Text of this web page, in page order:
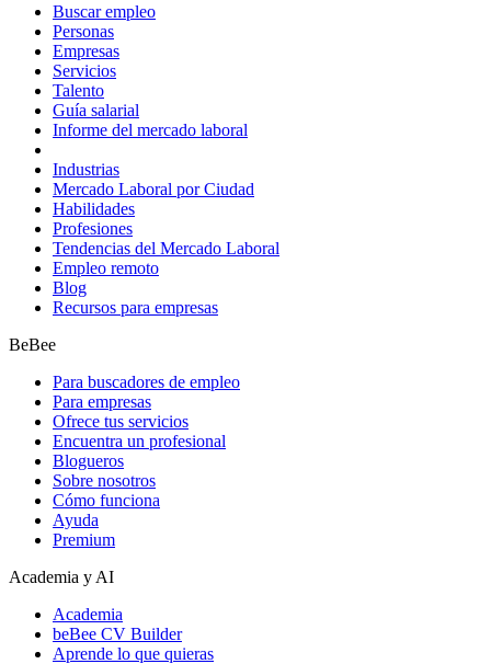
Buscar empleo
Personas
Empresas
Servicios
Talento
Guía salarial
Informe del mercado laboral
Industrias
Mercado Laboral por Ciudad
Habilidades
Profesiones
Tendencias del Mercado Laboral
Empleo remoto
Blog
Recursos para empresas
BeBee
Para buscadores de empleo
Para empresas
Ofrece tus servicios
Encuentra un profesional
Blogueros
Sobre nosotros
Cómo funciona
Ayuda
Premium
Academia y AI
Academia
beBee CV Builder
Aprende lo que quieras